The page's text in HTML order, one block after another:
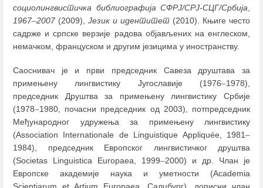
социолингвистичка библиографија СФРЈ/СРЈ-СЦГ/Србија
1967–2007 (2009), Језик и идентитет (2010). Књиге често
садрже и српске верзије радова објављених на енглеском,
немачком, француском и другим језицима у иностранству.
Саоснивач је и први председник Савеза друштава за
примењену лингвистику Југославије (1976–1978),
председник Друштва за примењену лингвистику Србије
(1978–1980, почасни председник од 2003), потпредседник
Међународног удружења за примењену лингвистику
(Association Internationale de Linguistique Appliquée, 1981–
1984), председник Европског лингвистичког друштва
(Societas Linguistica Europaea, 1999–2000) и др. Члан је
Европске академије наука и уметности (Academia
Scientiarum et Artium Europaea, Салцбург), дописни члан